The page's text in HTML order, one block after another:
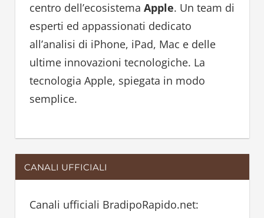
centro dell’ecosistema Apple. Un team di
esperti ed appassionati dedicato
all’analisi di iPhone, iPad, Mac e delle
ultime innovazioni tecnologiche. La
tecnologia Apple, spiegata in modo
semplice.
CANALI UFFICIALI
Canali ufficiali BradipoRapido.net: